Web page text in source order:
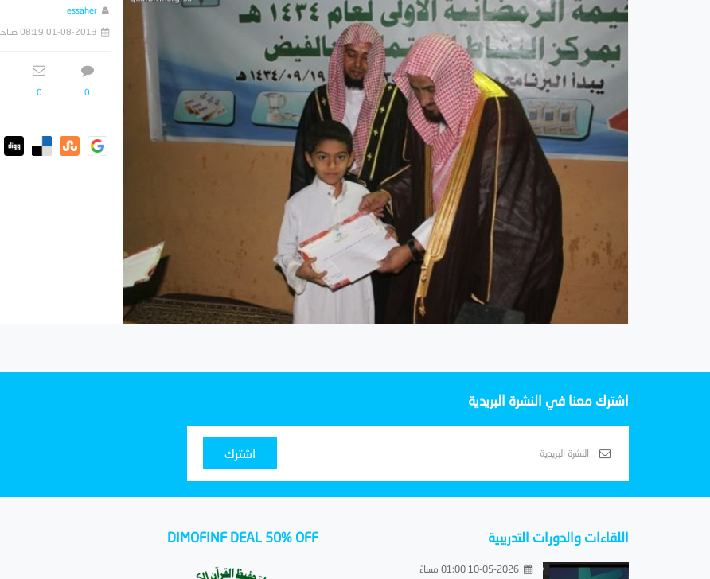
essaher
01-08-2013 08:19 صباحاً
0
0
اشترك معنا في النشرة البريدية
اشترك
اللقاءات والدورات التدريبية DIMOFINF DEAL 50% OFF